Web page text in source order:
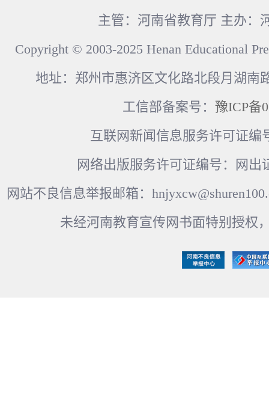
主管：河南省教育厅 主办：
Copyright © 2003-2025 Henan Educational
地址：郑州市惠济区文化路北段月湖南
工信部备案号： 豫ICP备
互联网新闻信息服务许可证编
网络出版服务许可证编号：网出
网站不良信息举报邮箱：
未经河南教育宣传网书面特别授权